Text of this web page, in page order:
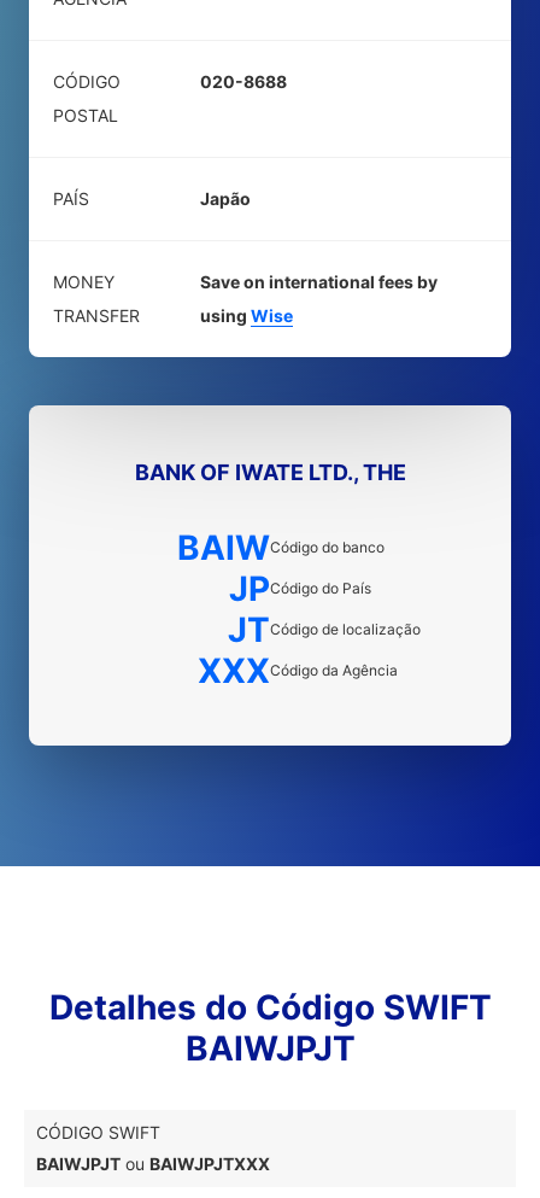
CÓDIGO
POSTAL
020-8688
PAÍS Japão
MONEY
TRANSFER
Save on international fees by
using Wise
BANK OF IWATE LTD., THE
BAIWCódigo do banco
JPCódigo do País
JTCódigo de localização
XXXCódigo da Agência
Detalhes do Código SWIFT
BAIWJPJT
CÓDIGO SWIFT
BAIWJPJT ou BAIWJPJTXXX